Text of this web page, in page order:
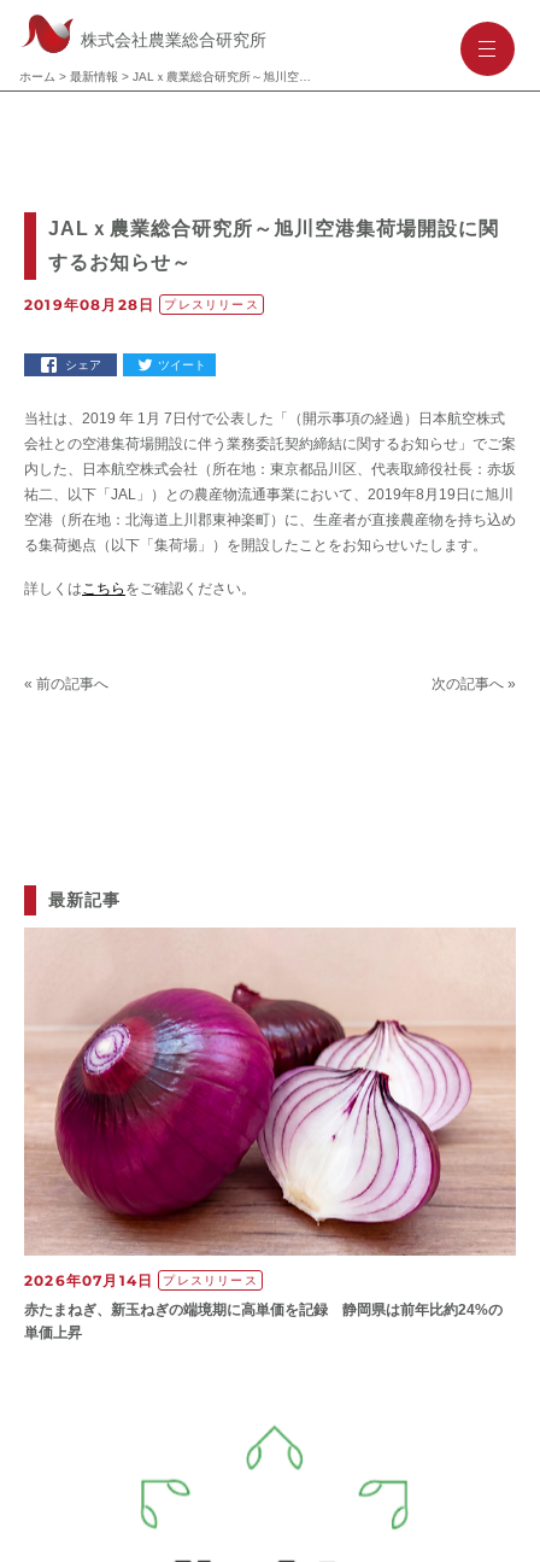
株式会社農業総合研究所
ホーム > 最新情報 >
--
JALｘ農業総合研究所～旭川空港集荷場開設に関
するお知らせ～
2019年08月28日 プレスリリース
シェア ツイート
当社は、2019 年 1月 7日付で公表した「（開示事項の経過）日本航空株式
会社との空港集荷場開設に伴う業務委託契約締結に関するお知らせ」でご案
内した、日本航空株式会社（所在地：東京都品川区、代表取締役社長：赤坂
祐二、以下「JAL」）との農産物流通事業において、2019年8月19日に旭川
空港（所在地：北海道上川郡東神楽町）に、生産者が直接農産物を持ち込め
る集荷拠点（以下「集荷場」）を開設したことをお知らせいたします。
詳しくはこちら をご確認ください。
次の記事へ »
« 前の記事へ
最新記事
2026年07月14日 プレスリリース
赤たまねぎ、新玉ねぎの端境期に高単価を記録 静岡県は前年比約24%の
単価上昇